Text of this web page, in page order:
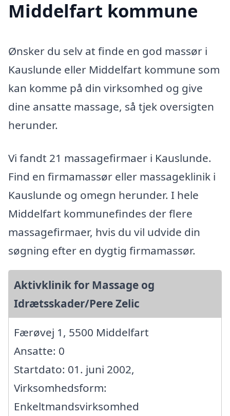
Middelfart kommune
Ønsker du selv at finde en god massør i
Kauslunde eller Middelfart kommune som
kan komme på din virksomhed og give
dine ansatte massage, så tjek oversigten
herunder.
Vi fandt 21 massagefirmaer i Kauslunde.
Find en firmamassør eller massageklinik i
Kauslunde og omegn herunder. I hele
Middelfart kommunefindes der flere
massagefirmaer, hvis du vil udvide din
søgning efter en dygtig firmamassør.
Aktivklinik for Massage og
Idrætsskader/Pere Zelic
Færøvej 1, 5500 Middelfart
Ansatte: 0
Startdato: 01. juni 2002,
Virksomhedsform:
Enkeltmandsvirksomhed